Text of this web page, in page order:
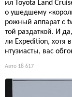
ил Toyota Land
о ушедшему
рожный аппарат с
той раздаткой. И
ли Expedition, хотя
нтузиасты, вас
Авто 18 617